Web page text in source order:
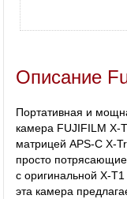
Описание
Портативная и
камера FUJIFILM X-
матрицей APS-C X-
просто
с оригинальной X-
эта камера